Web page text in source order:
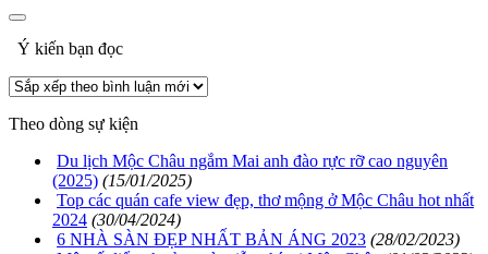
Ý kiến bạn đọc
Theo dòng sự kiện
Du lịch Mộc Châu ngắm Mai anh đào rực rỡ cao nguyên
(2025) (15/01/2025)
Top các quán cafe view đẹp, thơ mộng ở Mộc Châu hot nhất
2024 (30/04/2024)
6 NHÀ SÀN ĐẸP NHẤT BẢN ÁNG 2023 (28/02/2023)